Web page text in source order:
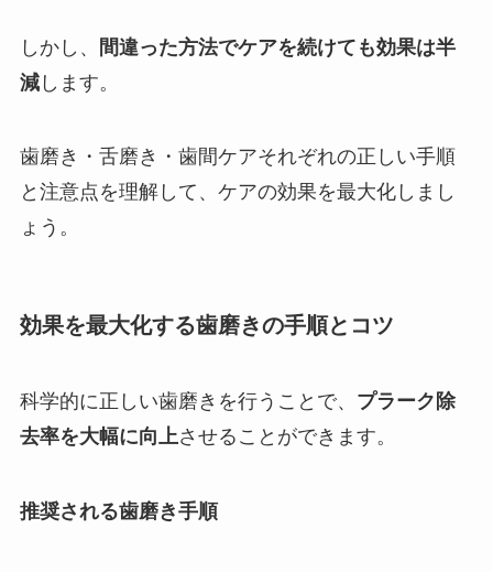
しかし、
間違った方法でケアを続けても効果は半
減します。
歯磨き・舌磨き・歯間ケアそれぞれの正しい手順
と注意点を理解して、ケアの効果を最大化しまし
ょう。
効果を最大化する歯磨きの手順とコツ
科学的に正しい歯磨きを行うことで、 プラーク除
去率を大幅に向上させることができます。
推奨される歯磨き手順